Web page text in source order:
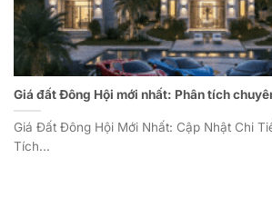
Giá đất Đông Hội mới nhất: Phân tích
Giá Đất Đông Hội Mới Nhất: Cập Nhật Chi
Tích...